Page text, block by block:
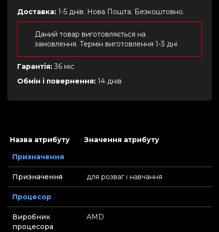
Доставка: 1-5 днів. Нова Пошта. Безкоштовно.
Даний товар виготовляється на
замовлення. Термін виготовлення 1-3 дні
Гарантія:36 міс
Обмін і повернення: 14 днів
Назва атрибуту
Значення атрибуту
Призначення
Призначення для розваг і навчання
Процесор
Виробник
процесора
AMD